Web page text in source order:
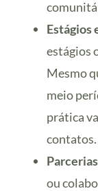
Estágios
estágios
Mesmo
meio
prática
contatos.
ou